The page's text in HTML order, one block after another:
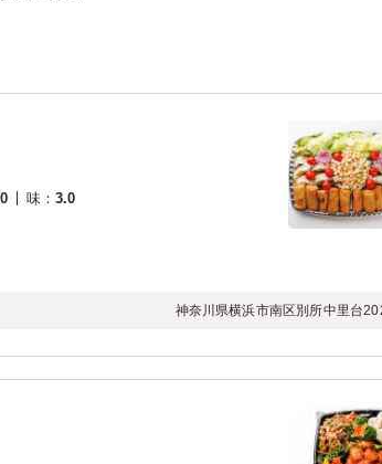
味：3.0
神奈川県横浜市南区別所中里台